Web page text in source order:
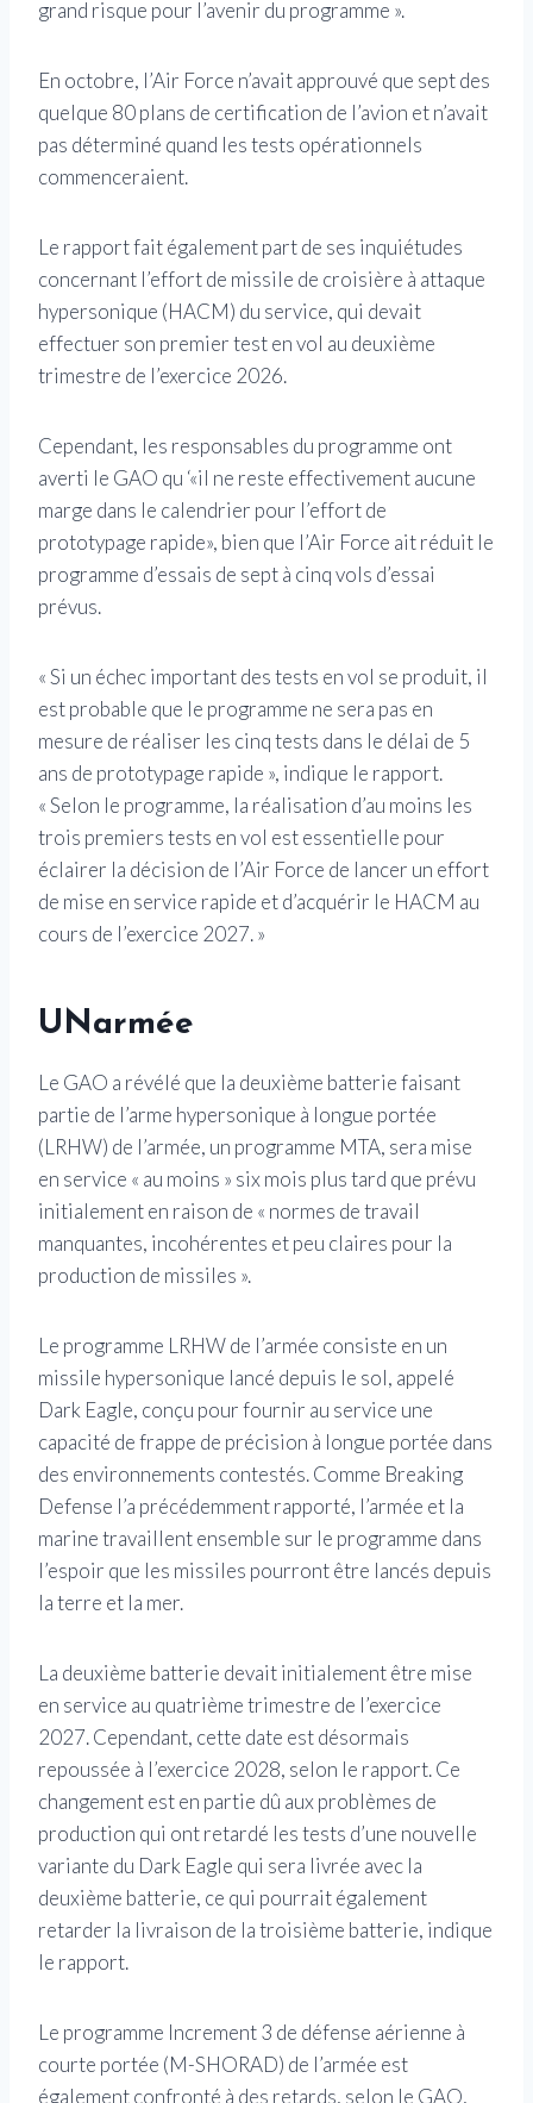
grand risque pour l’avenir du programme ».
En octobre, l’Air Force n’avait approuvé que sept des
quelque 80 plans de certification de l’avion et n’avait
pas déterminé quand les tests opérationnels
commenceraient.
Le rapport fait également part de ses inquiétudes
concernant l’effort de missile de croisière à attaque
hypersonique (HACM) du service, qui devait
effectuer son premier test en vol au deuxième
trimestre de l’exercice 2026.
Cependant, les responsables du programme ont
averti le GAO qu ‘«il ne reste effectivement aucune
marge dans le calendrier pour l’effort de
prototypage rapide», bien que l’Air Force ait réduit le
programme d’essais de sept à cinq vols d’essai
prévus.
« Si un échec important des tests en vol se produit, il
est probable que le programme ne sera pas en
mesure de réaliser les cinq tests dans le délai de 5
ans de prototypage rapide », indique le rapport.
« Selon le programme, la réalisation d’au moins les
trois premiers tests en vol est essentielle pour
éclairer la décision de l’Air Force de lancer un effort
de mise en service rapide et d’acquérir le HACM au
cours de l’exercice 2027. »
UNarmée
Le GAO a révélé que la deuxième batterie faisant
partie de l’arme hypersonique à longue portée
(LRHW) de l’armée, un programme MTA, sera mise
en service « au moins » six mois plus tard que prévu
initialement en raison de « normes de travail
manquantes, incohérentes et peu claires pour la
production de missiles ».
Le programme LRHW de l’armée consiste en un
missile hypersonique lancé depuis le sol, appelé
Dark Eagle, conçu pour fournir au service une
capacité de frappe de précision à longue portée dans
des environnements contestés. Comme Breaking
Defense l’a précédemment rapporté, l’armée et la
marine travaillent ensemble sur le programme dans
l’espoir que les missiles pourront être lancés depuis
la terre et la mer.
La deuxième batterie devait initialement être mise
en service au quatrième trimestre de l’exercice
2027. Cependant, cette date est désormais
repoussée à l’exercice 2028, selon le rapport. Ce
changement est en partie dû aux problèmes de
production qui ont retardé les tests d’une nouvelle
variante du Dark Eagle qui sera livrée avec la
deuxième batterie, ce qui pourrait également
retarder la livraison de la troisième batterie, indique
le rapport.
Le programme Increment 3 de défense aérienne à
courte portée (M-SHORAD) de l’armée est
également confronté à des retards, selon le GAO,